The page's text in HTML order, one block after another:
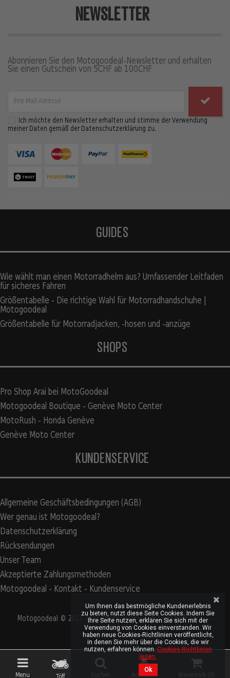
Menu Suchen Anmelden Warenkorb ( 0
NEWSLETTER
Abonnieren Sie den Motogoodeal-Newsletter und erhalten
Sie einen Gutschein von 5CHF ab 100CHF
Ich möchte den Newsletter erhalten und stimme der Verwendung
meiner Daten gemäß der Datenschutzerklärung zu.
GUIDES
Wie wählt man einen Motorradhelm aus? Umfassender Leitfaden
für sicheres Fahren
Größentabelle - Die richtige Wahl für Motorradhandschuhe |
Motogoodeal
Größentabelle für Motorradjacken, -hosen und -anzüge
SHOPS
Pro Shop Arai bei MotoGoodeal
Motogoodeal Boutique - Genève Moto Center
MotoRush - Honda Genève
Genève Moto Center
KUNDENSERVICE
Allgemeine Geschäftsbedingungen (AGB)
Wer genau ist Motogoodeal?
Datenschutzerklärung
Rücksendungen
Unser Team
Akzeptierte Zahlungsmethoden
Motogoodeal - Kontakt - Kundenservice
Motogoodeal © 2023 Tous droits réservés. Site réalisé parS2A
Solution
Um Ihnen das bestmögliche Kundenerlebnis
zu bieten, nutzt diese Seite Cookies. Indem Sie
Ihre Seite nutzen, erklären Sie sich mit der
Verwendung von Cookies einverstanden. Wir
haben neue Cookies-Richtlinien veröffentlicht,
in denen Sie mehr über die Cookies, die wir
nutzen, erfahren können.Cookies-Richtlinien
lesen.
Ok